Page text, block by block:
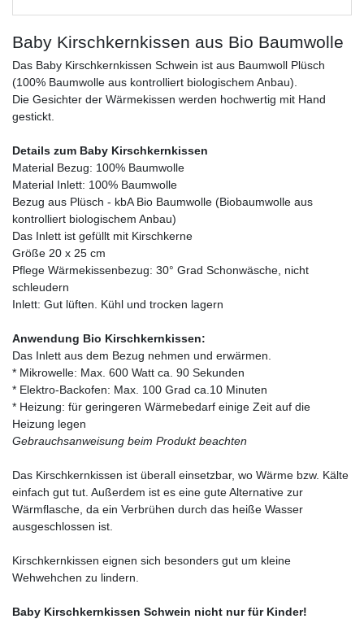
Baby Kirschkernkissen aus Bio Baumwolle
Das Baby Kirschkernkissen Schwein ist aus Baumwoll Plüsch
(100% Baumwolle aus kontrolliert biologischem Anbau).
Die Gesichter der Wärmekissen werden hochwertig mit Hand
gestickt.
Details zum Baby Kirschkernkissen
Material Bezug: 100% Baumwolle
Material Inlett: 100% Baumwolle
Bezug aus Plüsch - kbA Bio Baumwolle (Biobaumwolle aus
kontrolliert biologischem Anbau)
Das Inlett ist gefüllt mit Kirschkerne
Größe 20 x 25 cm
Pflege Wärmekissenbezug: 30° Grad Schonwäsche, nicht
schleudern
Inlett: Gut lüften. Kühl und trocken lagern
Anwendung Bio Kirschkernkissen:
Das Inlett aus dem Bezug nehmen und erwärmen.
* Mikrowelle: Max. 600 Watt ca. 90 Sekunden
* Elektro-Backofen: Max. 100 Grad ca.10 Minuten
* Heizung: für geringeren Wärmebedarf einige Zeit auf die
Heizung legen
Gebrauchsanweisung beim Produkt beachten
Das Kirschkernkissen ist überall einsetzbar, wo Wärme bzw. Kälte
einfach gut tut. Außerdem ist es eine gute Alternative zur
Wärmflasche, da ein Verbrühen durch das heiße Wasser
ausgeschlossen ist.
Kirschkernkissen eignen sich besonders gut um kleine
Wehwehchen zu lindern.
Baby Kirschkernkissen Schwein nicht nur für Kinder!